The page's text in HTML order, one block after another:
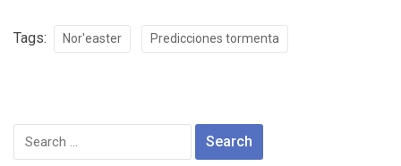
Tags: Nor'easter Predicciones tormenta
Search
for: